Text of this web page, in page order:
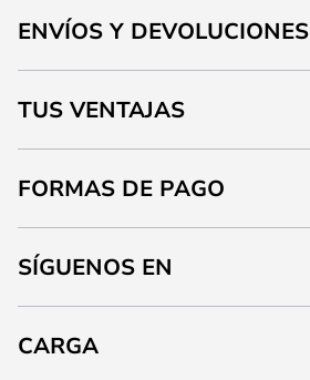
ENVÍOS Y DEVOLUCIONES
TUS VENTAJAS
FORMAS DE PAGO
SÍGUENOS EN
CARGA